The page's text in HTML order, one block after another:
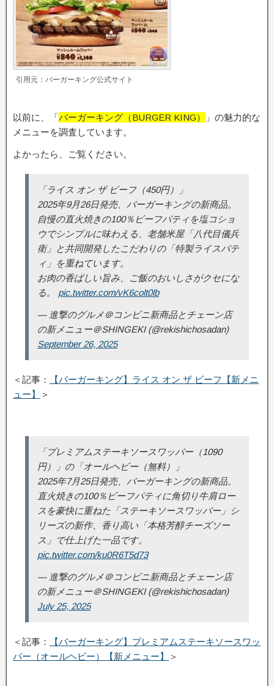
引用元：バーガーキング公式サイト
以前に、「バーガーキング（BURGER KING）
」の魅力的な
メニューを調査しています。
よかったら、ご覧ください。
「ライス オン ザ ビーフ（450円）」
2025年9月26日発売、バーガーキングの新商品。
自慢の直火焼きの100％ビーフパティを塩コショ
ウでシンプルに味わえる、老舗米屋「八代目儀兵
衛」と共同開発したこだわりの「特製ライスパテ
ィ」を重ねています。
お肉の香ばしい旨み、ご飯のおいしさがクセにな
る。 pic.twitter.com/vK6colt0lb
— 進撃のグルメ＠コンビニ新商品とチェーン店
の新メニュー＠SHINGEKI (@rekishichosadan)
September 26, 2025
＜記事：
【バーガーキング】ライス オン ザ ビーフ【新メニ
ュー】
＞
「プレミアムステーキソースワッパー（1090
円）」の「オールヘビー（無料）」
2025年7月25日発売、バーガーキングの新商品。
直火焼きの100％ビーフパティに角切り牛肩ロー
スを豪快に重ねた「ステーキソースワッパー」シ
リーズの新作、香り高い「本格芳醇チーズソー
ス」で仕上げた一品です。
pic.twitter.com/ku0R6T5d73
— 進撃のグルメ＠コンビニ新商品とチェーン店
の新メニュー＠SHINGEKI (@rekishichosadan)
July 25, 2025
＜記事：
【バーガーキング】プレミアムステーキソースワッ
パー（オールヘビー）【新メニュー】
＞